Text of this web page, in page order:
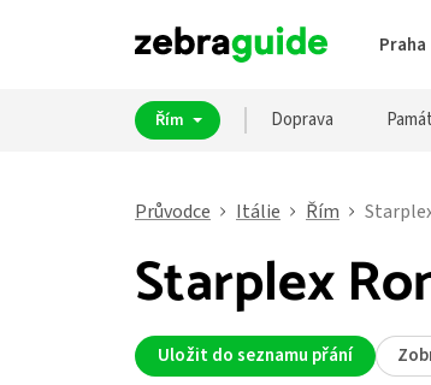
Praha
Řím Doprava
Průvodce Itálie Řím
Starplex
Uložit do seznamu přání